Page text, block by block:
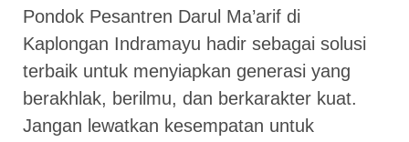
Pondok Pesantren Darul Ma’arif di
Kaplongan Indramayu hadir sebagai solusi
terbaik untuk menyiapkan generasi yang
berakhlak, berilmu, dan berkarakter kuat.
Jangan lewatkan kesempatan untuk